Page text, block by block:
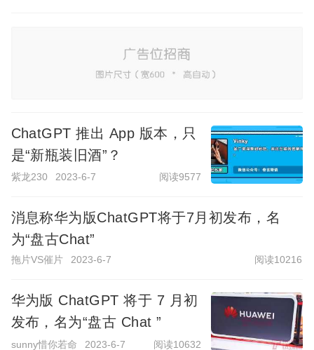
ChatGPT 推出 App 版本，只
是“新瓶装旧酒”？
紫龙230 2023-6-7 阅读9577
消息称华为版ChatGPT将于7月初发布，名
为“盘古Chat”
拖片VS催片 2023-6-7 阅读10216
华为版 ChatGPT 将于 7 月初
发布，名为“盘古 Chat ”
sunny惜你若命 2023-6-7 阅读10632